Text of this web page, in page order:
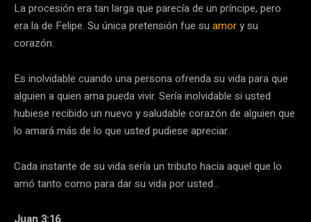
La procesión era tan larga que parecía de un príncipe, pero
era la de Felipe. Su única pretensión fue su amory su
corazón.
Es inolvidable cuando una persona ofrenda su vida para que
alguien a quien ama pueda vivir. Sería inolvidable si usted
hubiese recibido un nuevo y saludable corazón de alguien que
lo amará más de lo que usted pudiese apreciar.
Cada instante de su vida sería un tributo hacia aquel que lo
amó tanto como para dar su vida por usted…